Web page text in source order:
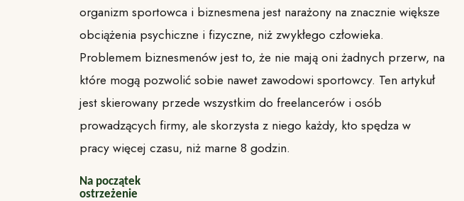
organizm sportowca i biznesmena jest narażony na znacznie większe
obciążenia psychiczne i fizyczne, niż zwykłego człowieka.
Problemem biznesmenów jest to, że nie mają oni żadnych przerw, na
które mogą pozwolić sobie nawet zawodowi sportowcy. Ten artykuł
jest skierowany przede wszystkim do freelancerów i osób
prowadzących firmy, ale skorzysta z niego każdy, kto spędza w
pracy więcej czasu, niż marne 8 godzin.
Na początek
ostrzeżenie